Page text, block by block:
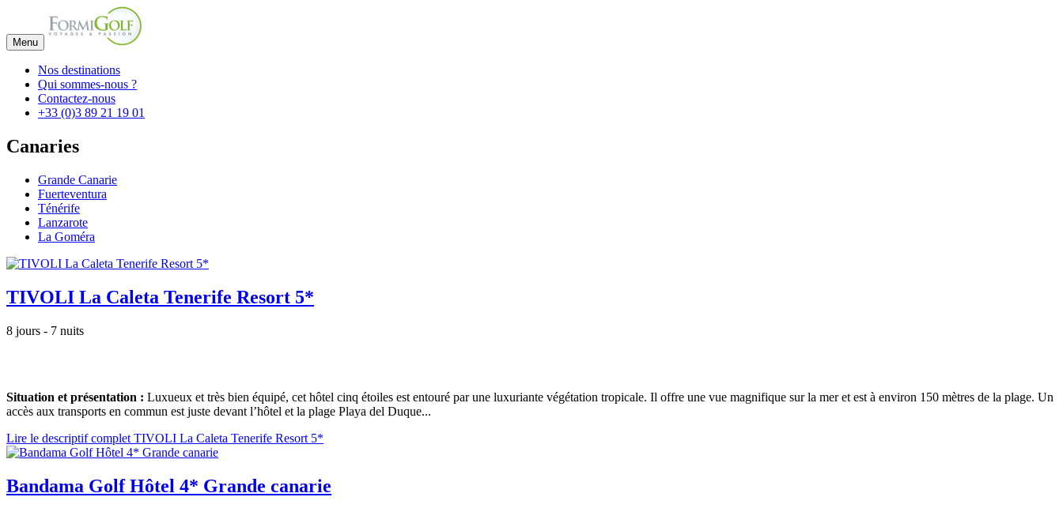
Menu
Nos destinations
Qui sommes-nous ?
Contactez-nous
+33 (0)3 89 21 19 01
Canaries
Grande Canarie
Fuerteventura
Ténérife
Lanzarote
La Goméra
TIVOLI La Caleta Tenerife Resort 5*
8 jours - 7 nuits
Situation et présentation : Luxueux et très bien équipé, cet hôtel cinq étoiles est entouré par une luxuriante végétation tropicale. Il offre une vue magnifique sur la mer et est à environ 150 mètres de la plage. Un
accès aux transports en commun est juste devant l’hôtel et la plage Playa del Duque...
Lire le descriptif complet TIVOLI La Caleta Tenerife Resort 5*
Bandama Golf Hôtel 4* Grande canarie